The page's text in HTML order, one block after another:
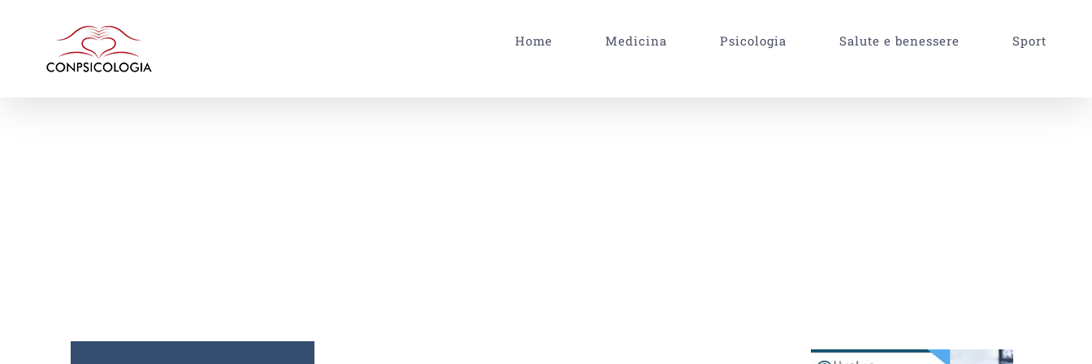
Home Medicina Psicologia Salute e benessere Sport